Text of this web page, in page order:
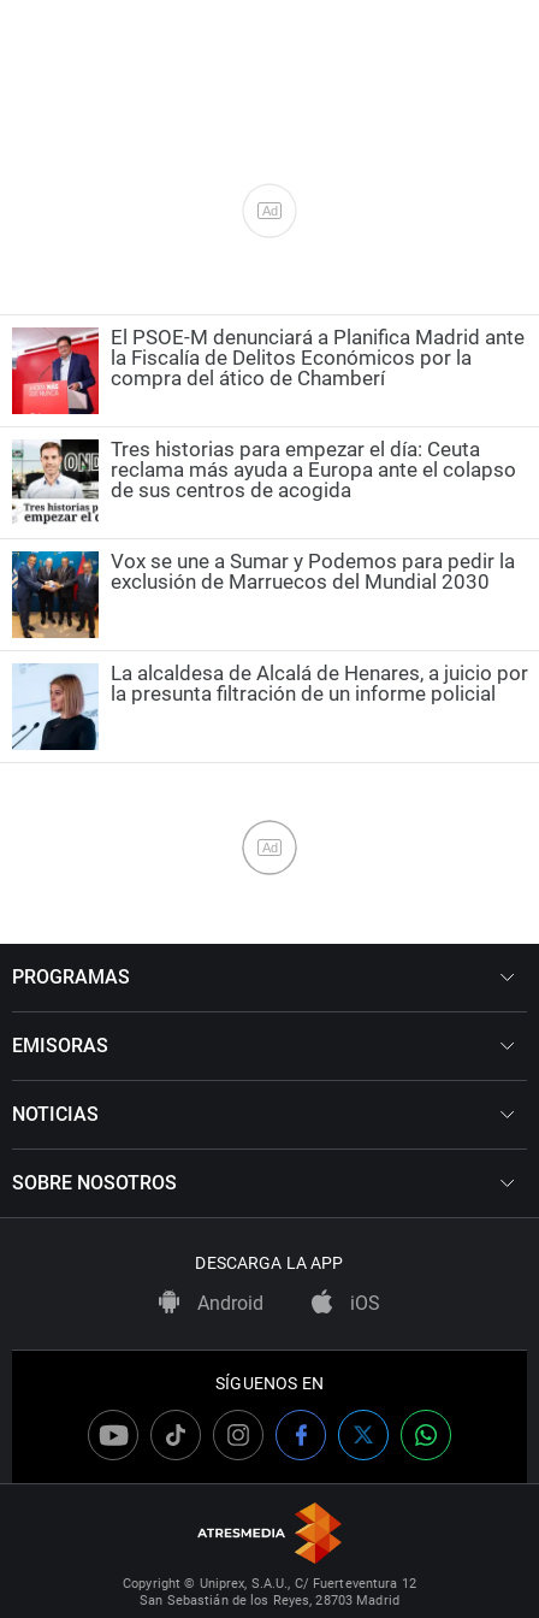
Ad
El PSOE-M denunciará a Planifica Madrid ante
la Fiscalía de Delitos Económicos por la
compra del ático de Chamberí
Tres historias para empezar el día: Ceuta
reclama más ayuda a Europa ante el colapso
de sus centros de acogida
Vox se une a Sumar y Podemos para pedir la
exclusión de Marruecos del Mundial 2030
La alcaldesa de Alcalá de Henares, a juicio por
la presunta filtración de un informe policial
Ad
PROGRAMAS
EMISORAS
NOTICIAS
SOBRE NOSOTROS
DESCARGA LA APP
Android iOS
SÍGUENOS EN
Copyright © Uniprex, S.A.U., C/ Fuerteventura 12
San Sebastián de los Reyes, 28703 Madrid